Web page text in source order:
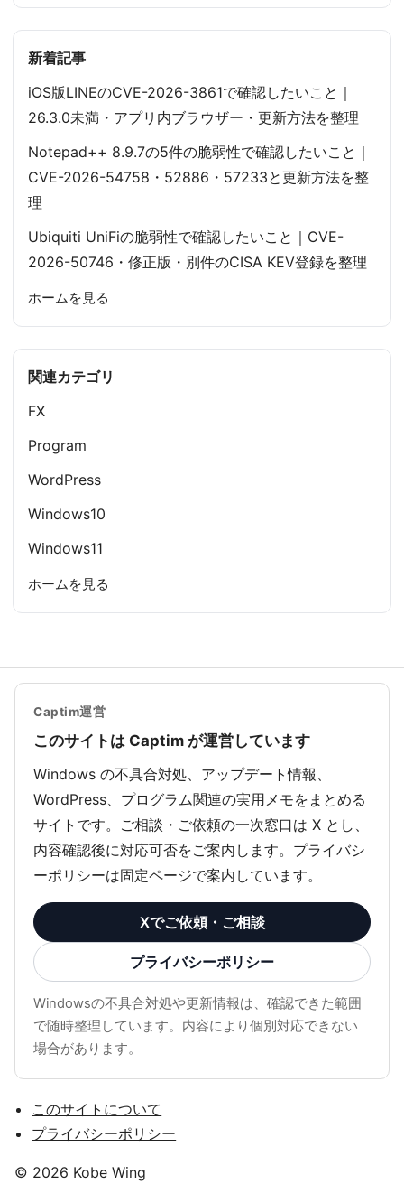
新着記事
iOS版LINEのCVE-2026-3861で確認したいこと｜
26.3.0未満・アプリ内ブラウザー・更新方法を整理
Notepad++ 8.9.7の5件の脆弱性で確認したいこと｜
CVE-2026-54758・52886・57233と更新方法を整
理
Ubiquiti UniFiの脆弱性で確認したいこと｜CVE-
2026-50746・修正版・別件のCISA KEV登録を整理
ホームを見る
関連カテゴリ
FX
Program
WordPress
Windows10
Windows11
ホームを見る
Captim運営
このサイトは Captim が運営しています
Windows の不具合対処、アップデート情報、
WordPress、プログラム関連の実用メモをまとめる
サイトです。ご相談・ご依頼の一次窓口は X とし、
内容確認後に対応可否をご案内します。プライバシ
ーポリシーは固定ページで案内しています。
Xでご依頼・ご相談
プライバシーポリシー
Windowsの不具合対処や更新情報は、確認できた範囲
で随時整理しています。内容により個別対応できない
場合があります。
このサイトについて
プライバシーポリシー
© 2026 Kobe Wing